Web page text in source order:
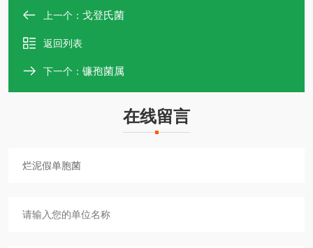
上一个： 戈登氏菌
返回列表
下一个： 镰孢菌属
在线留言